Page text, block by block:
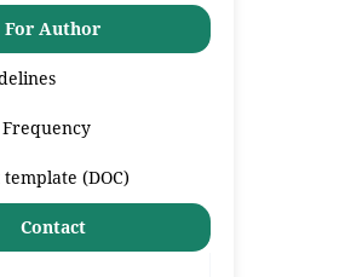
For Author
(DOC)
Contact